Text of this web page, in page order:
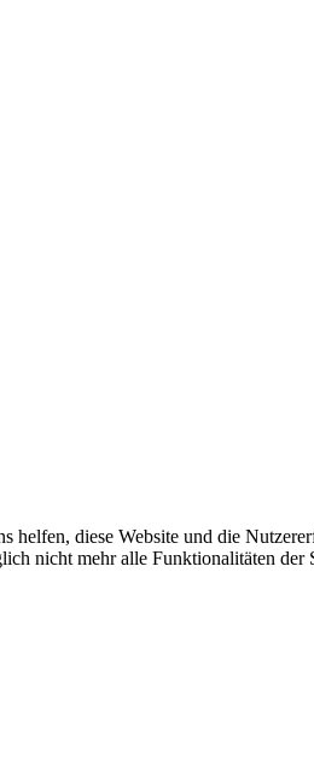
diese Website und die
nicht mehr alle Funktionalitäten der